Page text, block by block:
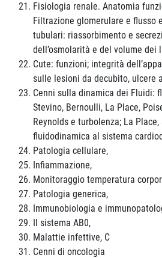
Fisiologia renale. Anatomia
Filtrazione glomerulare e flusso
tubulari: riassorbimento e
dell’osmolarità e del volume dei
Cute: funzioni; integrità
sulle lesioni da decubito, ulcere
Cenni sulla dinamica dei Fluidi:
Stevino, Bernoulli, La Place,
Reynolds e turbolenza; La
fluidodinamica al sistema
Patologia cellulare,
Infiammazione,
Monitoraggio temperatura
Patologia generica,
Immunobiologia e
Il sistema AB0,
Malattie infettive, C
Cenni di oncologia